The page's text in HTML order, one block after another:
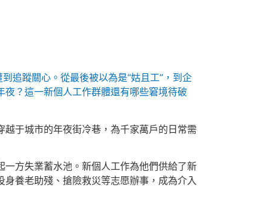
追蹤關心。從最後被以為是“姑且工”，到企
？這一新個人工作群體還有哪些窘境待破
于城市的年夜街冷巷，為千家萬戶的日常需
方失業蓄水池。新個人工作為他們供給了新
養老助殘、搶險救災等志愿辦事，成為介入